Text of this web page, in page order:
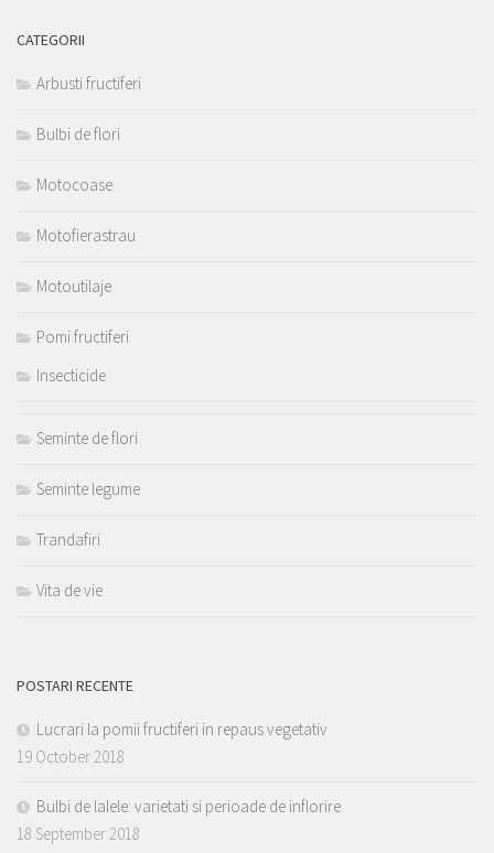
CATEGORII
Arbusti fructiferi
Bulbi de flori
Motocoase
Motofierastrau
Motoutilaje
Pomi fructiferi
Insecticide
Seminte de flori
Seminte legume
Trandafiri
Vita de vie
POSTARI RECENTE
Lucrari la pomii fructiferi in repaus vegetativ
19 October 2018
Bulbi de lalele: varietati si perioade de inflorire
18 September 2018